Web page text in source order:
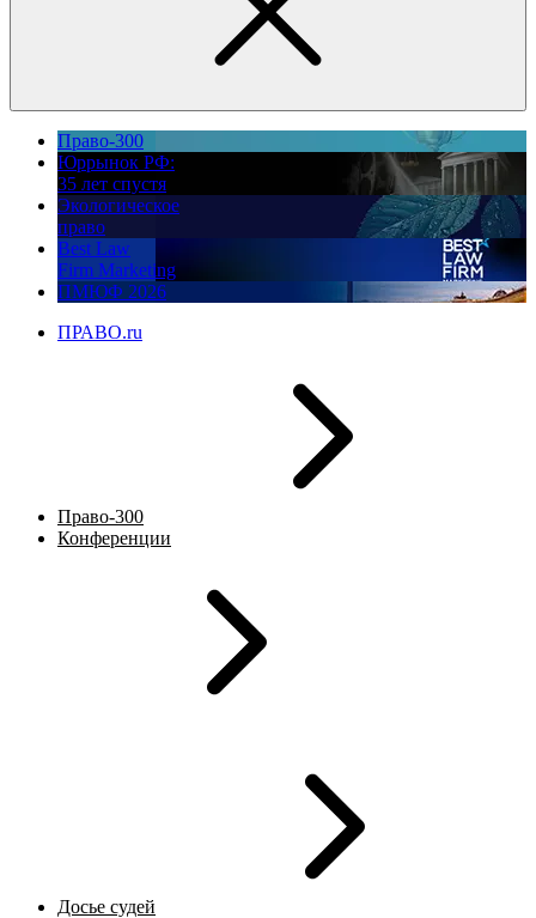
Право-300
Юррынок РФ:
35 лет спустя
Экологическое
право
Best Law
Firm Marketing
ПМЮФ 2026
ПРАВО.ru
Право-300
Конференции
Досье судей